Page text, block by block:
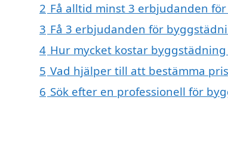
2 Få alltid minst 3 erbjudanden
3 Få 3 erbjudanden för
4 Hur mycket kostar byggstädning
5 Vad hjälper till att bestämma
6 Sök efter en professionell för